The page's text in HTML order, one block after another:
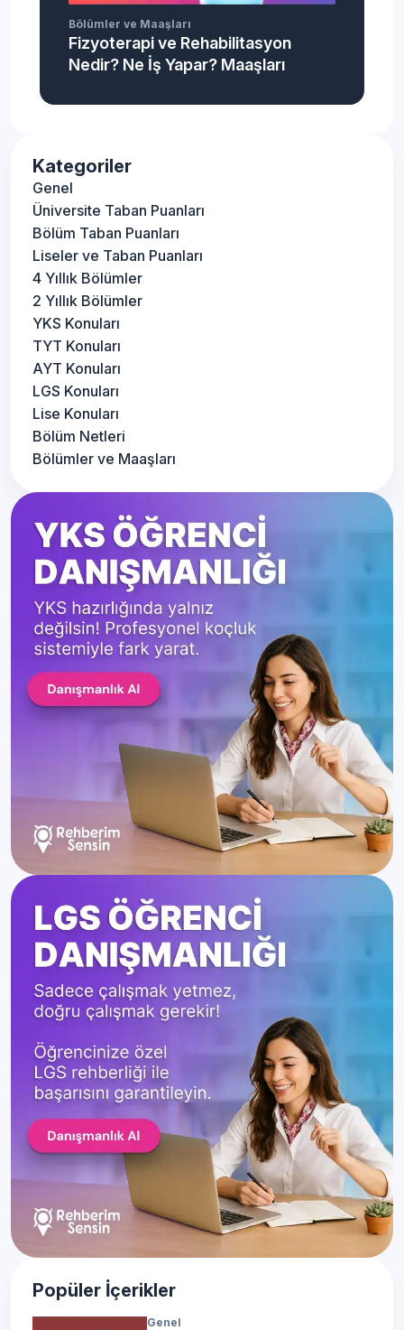
Bölümler ve Maaşları
Fizyoterapi ve Rehabilitasyon
Nedir? Ne İş Yapar? Maaşları
Kategoriler
Genel
Üniversite Taban Puanları
Bölüm Taban Puanları
Liseler ve Taban Puanları
4 Yıllık Bölümler
2 Yıllık Bölümler
YKS Konuları
TYT Konuları
AYT Konuları
LGS Konuları
Lise Konuları
Bölüm Netleri
Bölümler ve Maaşları
Popüler İçerikler
Genel